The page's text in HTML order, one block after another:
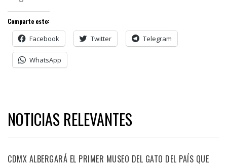
Comparte esto:
Facebook Twitter Telegram
WhatsApp
NOTICIAS RELEVANTES
CDMX ALBERGARÁ EL PRIMER MUSEO DEL GATO DEL PAÍS QUE